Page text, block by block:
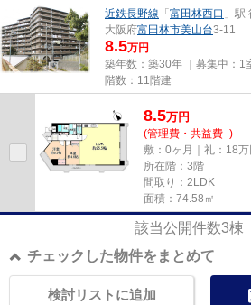
近鉄長野線 「 富田林西口 」駅
大阪府富田林市美山台3-11
8.5万円
築年数：築30年 ｜募集中： 1
階数：11階建
8.5万円
(管理費・共益費 -)
敷：0ヶ月｜礼：18万
所在階：3階
間取り：2LDK
面積：74.58㎡
該当公開件数3棟
チェックした物件をまとめて
検討リストに追加